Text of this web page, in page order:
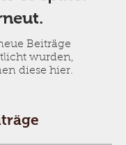
Beiträge
wurden,
diese hier.